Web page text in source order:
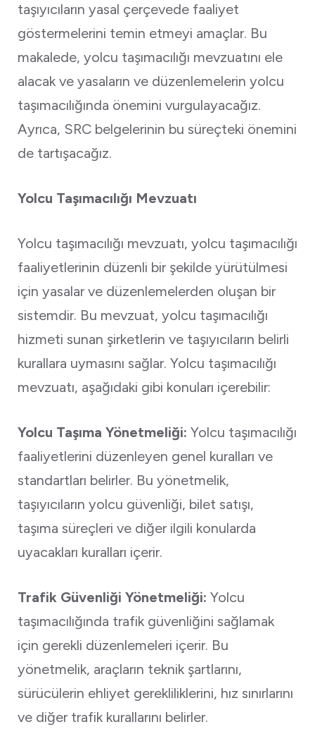
taşıyıcıların yasal çerçevede faaliyet
göstermelerini temin etmeyi amaçlar. Bu
makalede, yolcu taşımacılığı mevzuatını ele
alacak ve yasaların ve düzenlemelerin yolcu
taşımacılığında önemini vurgulayacağız.
Ayrıca, SRC belgelerinin bu süreçteki önemini
de tartışacağız.
Yolcu Taşımacılığı Mevzuatı
Yolcu taşımacılığı mevzuatı, yolcu taşımacılığı
faaliyetlerinin düzenli bir şekilde yürütülmesi
için yasalar ve düzenlemelerden oluşan bir
sistemdir. Bu mevzuat, yolcu taşımacılığı
hizmeti sunan şirketlerin ve taşıyıcıların belirli
kurallara uymasını sağlar. Yolcu taşımacılığı
mevzuatı, aşağıdaki gibi konuları içerebilir:
Yolcu Taşıma Yönetmeliği: Yolcu taşımacılığı
faaliyetlerini düzenleyen genel kuralları ve
standartları belirler. Bu yönetmelik,
taşıyıcıların yolcu güvenliği, bilet satışı,
taşıma süreçleri ve diğer ilgili konularda
uyacakları kuralları içerir.
Trafik Güvenliği Yönetmeliği: Yolcu
taşımacılığında trafik güvenliğini sağlamak
için gerekli düzenlemeleri içerir. Bu
yönetmelik, araçların teknik şartlarını,
sürücülerin ehliyet gerekliliklerini, hız sınırlarını
ve diğer trafik kurallarını belirler.